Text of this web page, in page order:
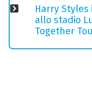
Harry Styles
allo stadio
Together